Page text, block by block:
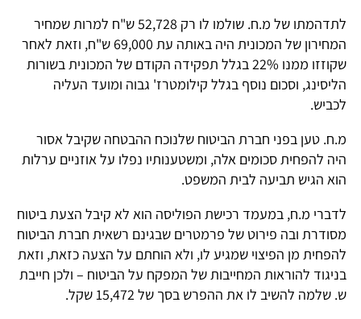
לתדהמתו של מ.ח. שולמו לו רק 52,728 ש"ח למרות שמחיר
המחירון של המכונית היה באותה עת 69,000 ש"ח, וזאת לאחר
שקוזזו ממנו 22% בגלל תפקידה הקודם של המכונית בשורות
הליסינג, וסכום נוסף בגלל קילומטרז' גבוה ומועד העליה
לכביש.
מ.ח. טען בפני חברת הביטוח שלנוכח ההבטחה שקיבל אסור
היה להפחית סכומים אלה, ומשטענותיו נפלו על אוזניים ערלות
הוא הגיש תביעה לבית המשפט.
לדברי מ.ח, במעמד רכישת הפוליסה הוא לא קיבל הצעת ביטוח
מסודרת ובה פירוט של פרמטרים שבגינם רשאית חברת הביטוח
להפחית מן הפיצוי שמגיע לו, ולא הוחתם על הצעה כזאת, וזאת
בניגוד להוראות המחייבות של המפקח על הביטוח – ולכן חייבת
ש. שלמה להשיב לו את ההפרש בסך של 15,472 שקל.